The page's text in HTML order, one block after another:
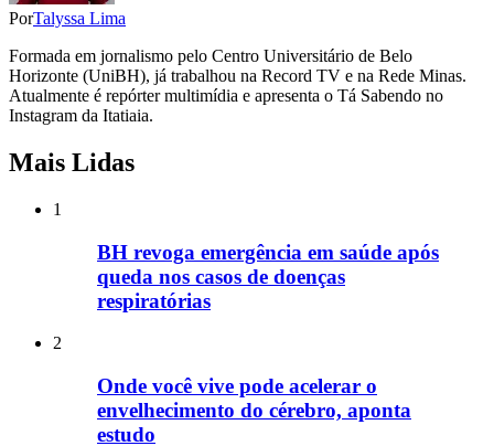
PorTalyssa Lima
Formada em jornalismo pelo Centro Universitário de Belo
Horizonte (UniBH), já trabalhou na Record TV e na Rede Minas.
Atualmente é repórter multimídia e apresenta o Tá Sabendo no
Instagram da Itatiaia.
Mais Lidas
1
BH revoga emergência em saúde após
queda nos casos de doenças
respiratórias
2
Onde você vive pode acelerar o
envelhecimento do cérebro, aponta
estudo